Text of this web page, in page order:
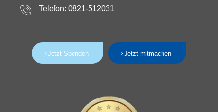
Telefon: 0821-512031
Jetzt Spenden Jetzt mitmachen